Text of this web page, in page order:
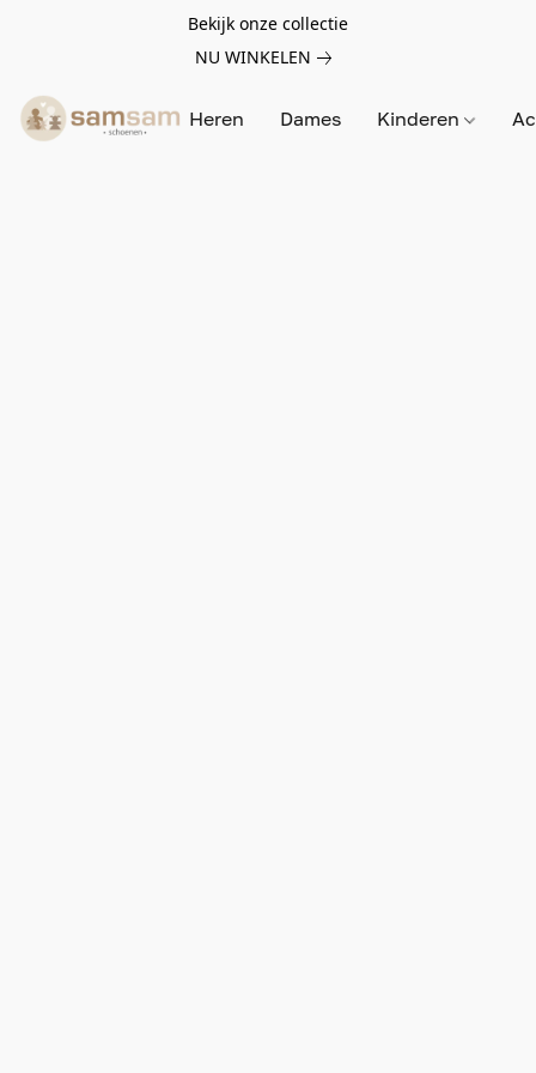
Bekijk onze collectie
NU WINKELEN
Heren Dames Kinderen